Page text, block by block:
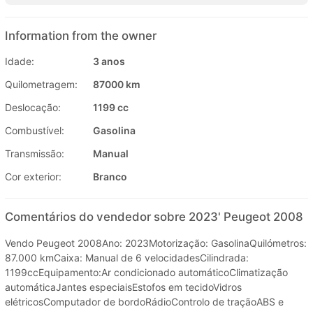
Information from the owner
Idade:
3 anos
Quilometragem:
87000 km
Deslocação:
1199 cc
Combustível:
Gasolina
Transmissão:
Manual
Cor exterior:
Branco
Comentários do vendedor sobre 2023' Peugeot 2008
Vendo Peugeot 2008Ano: 2023Motorização: GasolinaQuilómetros:
87.000 kmCaixa: Manual de 6 velocidadesCilindrada:
1199ccEquipamento:Ar condicionado automáticoClimatização
automáticaJantes especiaisEstofos em tecidoVidros
elétricosComputador de bordoRádioControlo de traçãoABS e